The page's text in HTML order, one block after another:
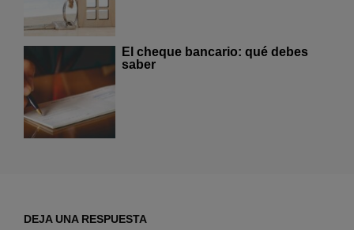
El cheque bancario: qué debes
saber
DEJA UNA RESPUESTA